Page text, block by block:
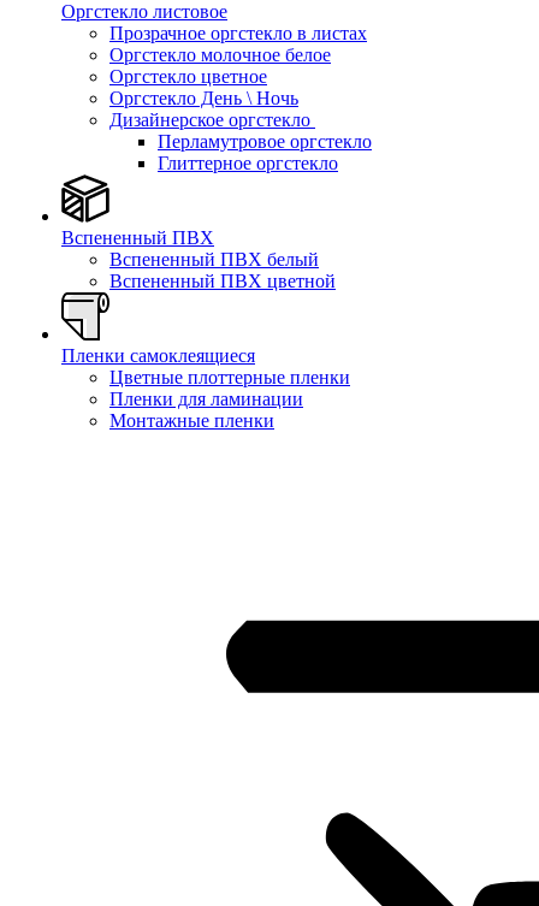
Оргстекло листовое
Прозрачное оргстекло в листах
Оргстекло молочное белое
Оргстекло цветное
Оргстекло День \ Ночь
Дизайнерское оргстекло
Перламутровое оргстекло
Глиттерное оргстекло
Вспененный ПВХ
Вспененный ПВХ белый
Вспененный ПВХ цветной
Пленки самоклеящиеся
Цветные плоттерные пленки
Пленки для ламинации
Монтажные пленки